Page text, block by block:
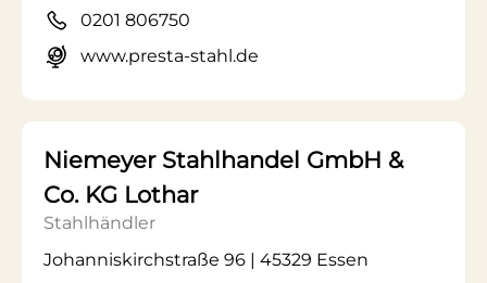
0201 806750
www.presta-stahl.de
Niemeyer Stahlhandel GmbH &
Co. KG Lothar
Stahlhändler
Johanniskirchstraße 96 | 45329 Essen